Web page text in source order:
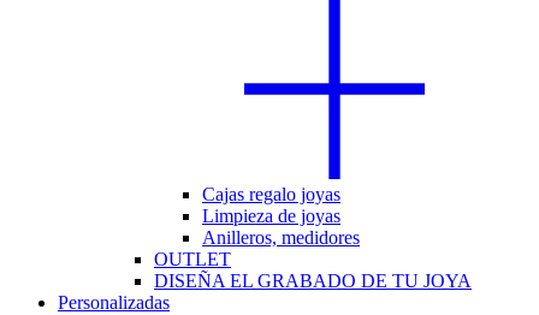
Cajas regalo joyas
Limpieza de joyas
Anilleros, medidores
OUTLET
DISEÑA EL GRABADO DE TU JOYA
Personalizadas